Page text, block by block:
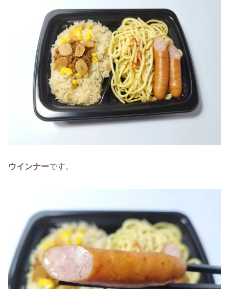
ウインナーです。